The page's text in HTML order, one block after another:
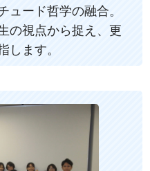
ュード哲学の融合。
の視点から捉え、更
します。